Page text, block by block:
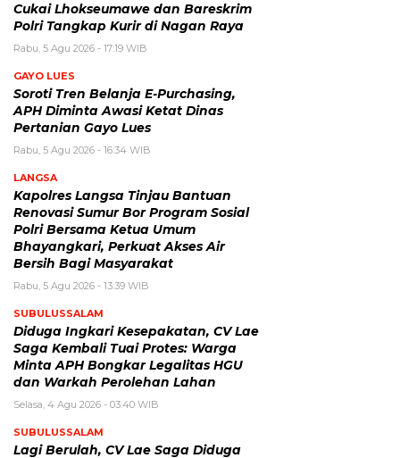
Cukai Lhokseumawe dan Bareskrim
Polri Tangkap Kurir di Nagan Raya
Rabu, 5 Agu 2026 - 17:19 WIB
GAYO LUES
Soroti Tren Belanja E-Purchasing,
APH Diminta Awasi Ketat Dinas
Pertanian Gayo Lues
Rabu, 5 Agu 2026 - 16:34 WIB
LANGSA
Kapolres Langsa Tinjau Bantuan
Renovasi Sumur Bor Program Sosial
Polri Bersama Ketua Umum
Bhayangkari, Perkuat Akses Air
Bersih Bagi Masyarakat
Rabu, 5 Agu 2026 - 13:39 WIB
SUBULUSSALAM
Diduga Ingkari Kesepakatan, CV Lae
Saga Kembali Tuai Protes: Warga
Minta APH Bongkar Legalitas HGU
dan Warkah Perolehan Lahan
Selasa, 4 Agu 2026 - 03:40 WIB
SUBULUSSALAM
Lagi Berulah, CV Lae Saga Diduga